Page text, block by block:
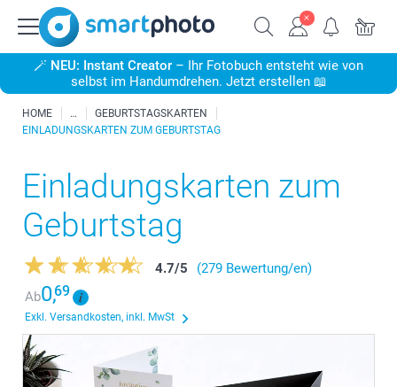
🪄 NEU: Instant Creator – Ihr Fotobuch entsteht wie von
selbst im Handumdrehen. Jetzt erstellen 📖
HOME
GEBURTSTAGSKARTEN
EINLADUNGSKARTEN ZUM GEBURTSTAG
Einladungskarten zum
Geburtstag
4.7/5
(279 Bewertung/en)
Ab0,69
Exkl. Versandkosten, inkl. MwSt